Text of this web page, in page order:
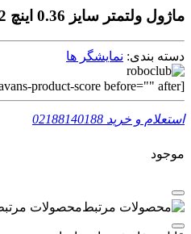
ماژول ولتمتر سایز 0.36 اینچ 2 سیمه
دسته بندی: نمایشگر ها
[avans-product-score before="" after="امتیاز ربوکلاب"]
استعلام و خرید 02188140188
موجود
محصولات